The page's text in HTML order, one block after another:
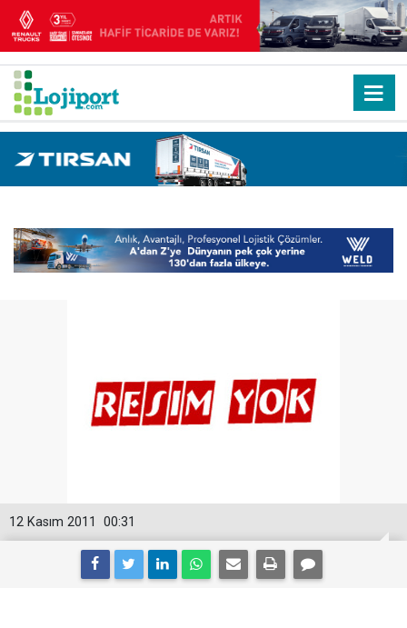
00:31
12 Kasım 2011